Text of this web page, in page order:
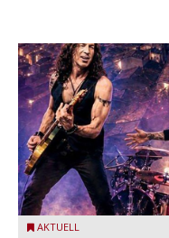
Stef Burns, Will Hunt
AKTUELL